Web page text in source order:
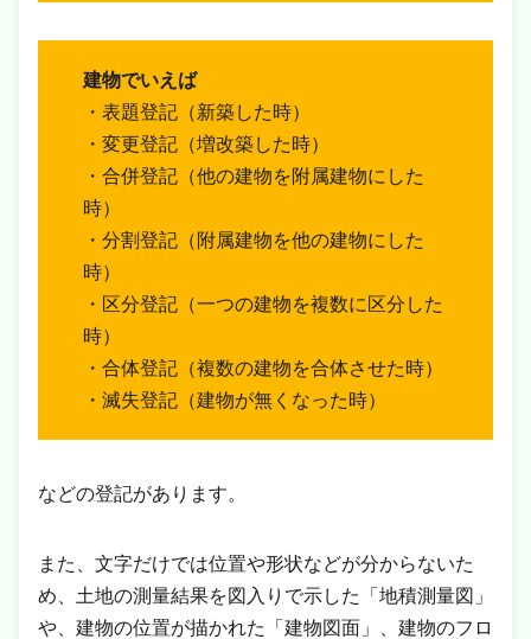
建物でいえば
・表題登記（新築した時）
・変更登記（増改築した時）
・合併登記（他の建物を附属建物にした
時）
・分割登記（附属建物を他の建物にした
時）
・区分登記（一つの建物を複数に区分した
時）
・合体登記（複数の建物を合体させた時）
・滅失登記（建物が無くなった時）
などの登記があります。
また、文字だけでは位置や形状などが分からないた
め、土地の測量結果を図入りで示した「地積測量図」
や、建物の位置が描かれた「建物図面」、建物のフロ